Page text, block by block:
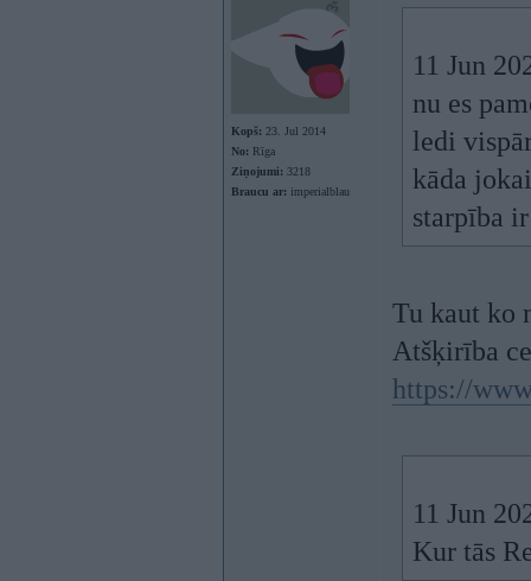
Kopš: 23. Jul 2014
No: Rīga
Ziņojumi: 3218
Braucu ar: imperialblau
11 Jun
nu es
ledi
kāda
starpība
Tu kaut ko
Atšķirība
https://
11 Jun
Kur tās